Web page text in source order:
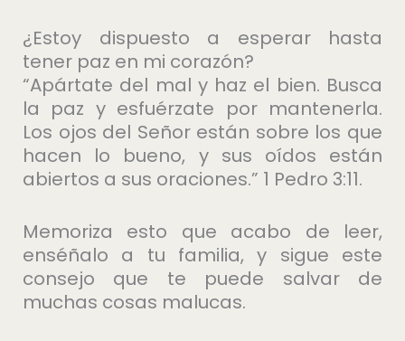
¿Estoy dispuesto a esperar hasta
tener paz en mi corazón?
“Apártate del mal y haz el bien. Busca
la paz y esfuérzate por mantenerla.
Los ojos del Señor están sobre los que
hacen lo bueno, y sus oídos están
abiertos a sus oraciones.” 1 Pedro 3:11.
Memoriza esto que acabo de leer,
enséñalo a tu familia, y sigue este
consejo que te puede salvar de
muchas cosas malucas.